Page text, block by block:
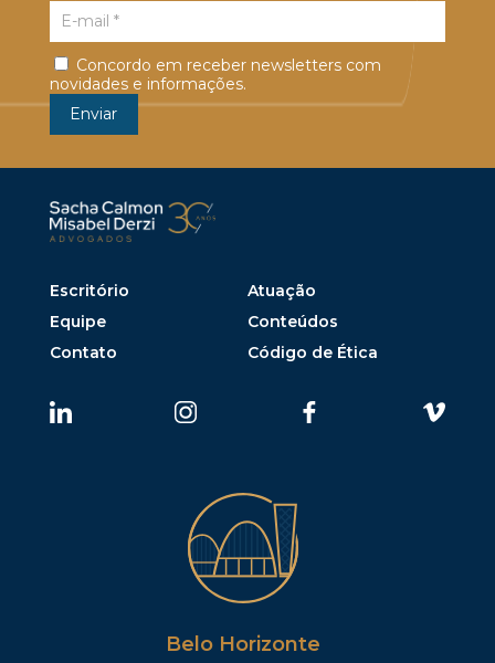
Concordo em receber newsletters com
novidades e informações.
Escritório
Atuação
Equipe
Conteúdos
Contato
Código de Ética
Belo Horizonte